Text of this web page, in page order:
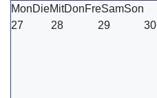
MonDieMitDonFreSamSon
27
28 29 30